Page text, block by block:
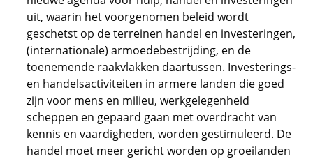
uit, waarin het voorgenomen beleid wordt
geschetst op de terreinen handel en investeringen,
(internationale) armoedebestrijding, en de
toenemende raakvlakken daartussen. Investerings-
en handelsactiviteiten in armere landen die goed
zijn voor mens en milieu, werkgelegenheid
scheppen en gepaard gaan met overdracht van
kennis en vaardigheden, worden gestimuleerd. De
handel moet meer gericht worden op groeilanden